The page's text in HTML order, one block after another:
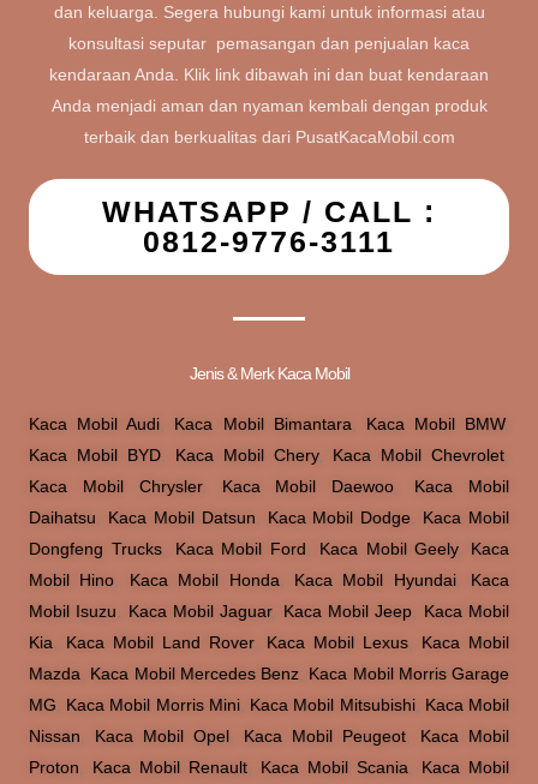
dan keluarga. Segera hubungi kami untuk informasi atau
konsultasi seputar pemasangan dan penjualan kaca
kendaraan Anda. Klik link dibawah ini dan buat kendaraan
Anda menjadi aman dan nyaman kembali dengan produk
terbaik dan berkualitas dari PusatKacaMobil.com
WHATSAPP / CALL :
0812-9776-3111
Jenis & Merk Kaca Mobil
Kaca Mobil Audi Kaca Mobil Bimantara Kaca Mobil BMW,
Kaca Mobil BYD
Kaca Mobil Chery, Kaca Mobil Chevrolet
Kaca Mobil Chrysler, Kaca Mobil Daewoo
Kaca Mobil
Daihatsu
Kaca Mobil Datsun Kaca Mobil Dodge
Kaca Mobil
Dongfeng Trucks, Kaca Mobil Ford Kaca Mobil Geely, Kaca
Mobil Hino
Kaca Mobil Honda Kaca Mobil Hyundai, Kaca
Mobil Isuzu
Kaca Mobil Jaguar, Kaca Mobil Jeep
Kaca Mobil
Kia
Kaca Mobil Land Rover, Kaca Mobil Lexus
Kaca Mobil
Mazda
Kaca Mobil Mercedes Benz Kaca Mobil Morris Garage
MG
Kaca Mobil Morris Mini, Kaca Mobil Mitsubishi, Kaca Mobil
Nissan
Kaca Mobil Opel Kaca Mobil Peugeot
Kaca Mobil
Proton
Kaca Mobil Renault Kaca Mobil Scania Kaca Mobil